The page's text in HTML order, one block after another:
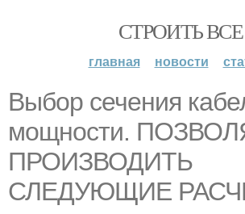
СТРОИТЬ ВСЕ
главная новости
Выбор сечения
мощности.
ПРОИЗВОДИТЬ
СЛЕДУЮЩИЕ